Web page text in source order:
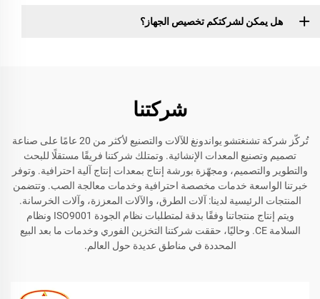
هل يمكن لشركتكم تخصيص الجهاز؟
شركتنا
تُركّز شركة تشنغتشو يواندونغ للآلات والتصنيع لأكثر من 20 عامًا على صناعة
تصميم وتصنيع المعدات الإنشائية. وتمتلك شركتنا فريقًا مستقلًا للبحث
والتطوير والتصميم، ومجهّزة بورشة إنتاج بمعدات إنتاج آلية احترافية. وتوفر
خبرتنا الواسعة خدمات مخصصة احترافية وخدمات معالجة الصب. وتتضمن
المنتجات الرئيسية لدينا: آلات الطرق، والآلات المعززة، وآلات الخرسانة.
ويتم إنتاج منتجاتنا وفقًا بدقة لمتطلبات نظام الجودة ISO9001 ونظام
السلامة CE. وحاليًا، حققت شركتنا التخزين الفوري وخدمات ما بعد البيع
المحددة في مناطق عديدة حول العالم.